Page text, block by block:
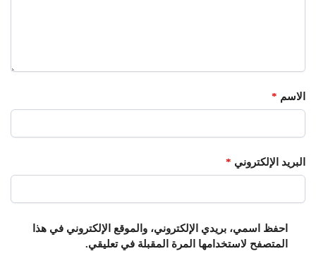
الاسم *
البريد الإلكتروني *
احفظ اسمي، بريدي الإلكتروني، والموقع الإلكتروني في هذا
المتصفح لاستخدامها المرة المقبلة في تعليقي.